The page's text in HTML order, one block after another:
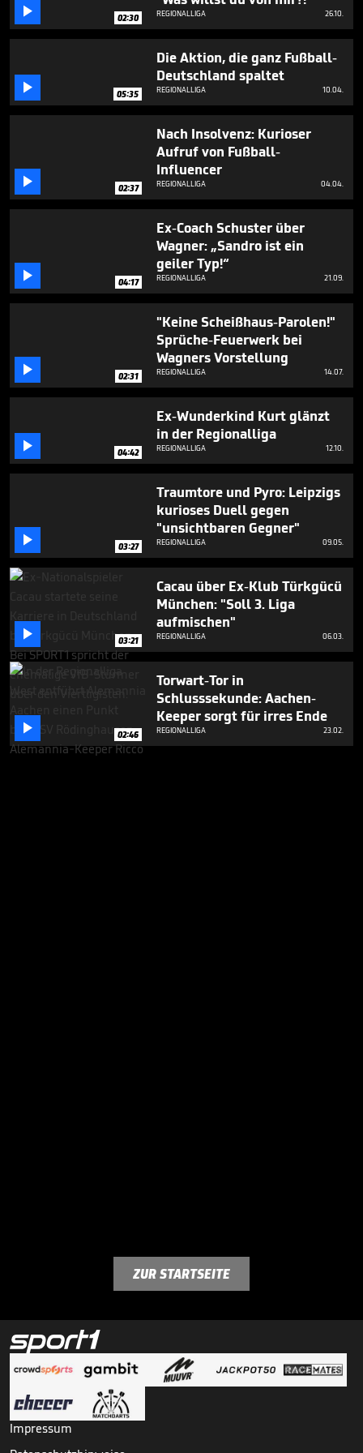
minutes,
seconds
 02:30 REGIONALLIGA 26.10.
 05:35
Die Aktion, die ganz Fußball-
Deutschland spaltet
REGIONALLIGA 10.04.
 02:37
Nach Insolvenz: Kurioser
Aufruf von Fußball-
Influencer
REGIONALLIGA 04.04.
 04:17
Ex-Coach Schuster über
Wagner: „Sandro ist ein
geiler Typ!“
REGIONALLIGA 21.09.
 02:31
"Keine Scheißhaus-Parolen!"
Sprüche-Feuerwerk bei
Wagners Vorstellung
REGIONALLIGA 14.07.
 04:42
Ex-Wunderkind Kurt glänzt
in der Regionalliga
REGIONALLIGA 12.10.
 03:27
Traumtore und Pyro: Leipzigs
kurioses Duell gegen
"unsichtbaren Gegner"
REGIONALLIGA 09.05.
 03:21
Cacau über Ex-Klub Türkgücü
München: "Soll 3. Liga
aufmischen"
REGIONALLIGA 06.03.
 02:46
Torwart-Tor in
Schlusssekunde: Aachen-
Keeper sorgt für irres Ende
REGIONALLIGA 23.02.
ZUR STARTSEITE
Impressum